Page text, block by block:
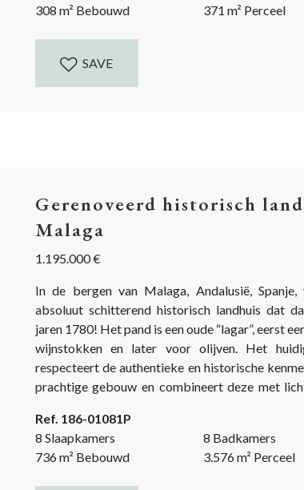
308 m² Bebouwd 371 m² Perceel
SAVE
Gerenoveerd historisch
Malaga
1.195.000 €
In de bergen van Malaga, Andalusië,
absoluut schitterend historisch landhuis dat
jaren 1780! Het pand is een oude “lagar”, eerst
wijnstokken en later voor olijven. Het
respecteert de authentieke en historische
prachtige gebouw en combineert deze met
afgelopen 15 jaar gerenoveerd en is nu eindelijk...
Ref. 186-01081P
8 Slaapkamers
8 Badkamers
736m² Bebouwd 3.576m² Perceel